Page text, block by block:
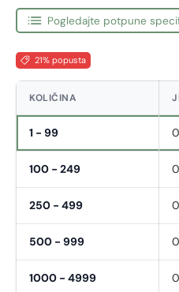
Pogledajte potpune
21% popusta
KOLIČINA
1 - 99
100 - 249
250 - 499
500 - 999
1000 - 4999